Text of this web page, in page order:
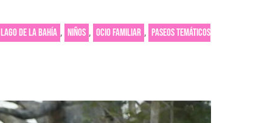
Lago de la Bahía , Niños , Ocio familiar , Paseos temáticos